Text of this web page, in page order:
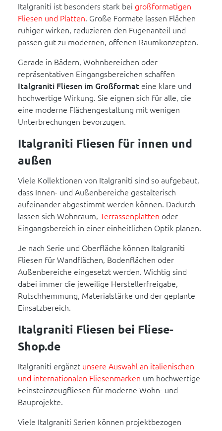
Italgraniti ist besonders stark bei großformatigen
Fliesen und Platten. Große Formate lassen Flächen
ruhiger wirken, reduzieren den Fugenanteil und
passen gut zu modernen, offenen Raumkonzepten.
Gerade in Bädern, Wohnbereichen oder
repräsentativen Eingangsbereichen schaffen
Italgraniti Fliesen im Großformat eine klare und
hochwertige Wirkung. Sie eignen sich für alle, die
eine moderne Flächengestaltung mit wenigen
Unterbrechungen bevorzugen.
Italgraniti Fliesen für innen und
außen
Viele Kollektionen von Italgraniti sind so aufgebaut,
dass Innen- und Außenbereiche gestalterisch
aufeinander abgestimmt werden können. Dadurch
lassen sich Wohnraum, Terrassenplatten oder
Eingangsbereich in einer einheitlichen Optik planen.
Je nach Serie und Oberfläche können Italgraniti
Fliesen für Wandflächen, Bodenflächen oder
Außenbereiche eingesetzt werden. Wichtig sind
dabei immer die jeweilige Herstellerfreigabe,
Rutschhemmung, Materialstärke und der geplante
Einsatzbereich.
Italgraniti Fliesen bei Fliese-
Shop.de
Italgraniti ergänzt unsere Auswahl an italienischen
und internationalen Fliesenmarken um hochwertige
Feinsteinzeugfliesen für moderne Wohn- und
Bauprojekte.
Viele Italgraniti Serien können projektbezogen